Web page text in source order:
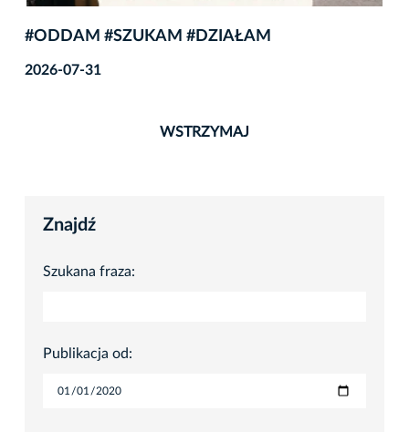
#ODDAM #SZUKAM #DZIAŁAM
2026-07-31
WSTRZYMAJ
Znajdź
Szukana fraza:
Publikacja od: